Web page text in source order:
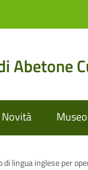
Abetone
Novità
di lingua inglese per